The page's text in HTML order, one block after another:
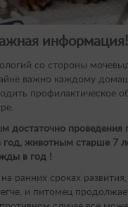
информация!
со стороны
важно каждому
профилактическое
достаточно проведения
год, животным старше 7
в год !
ранних сроках
и питомец